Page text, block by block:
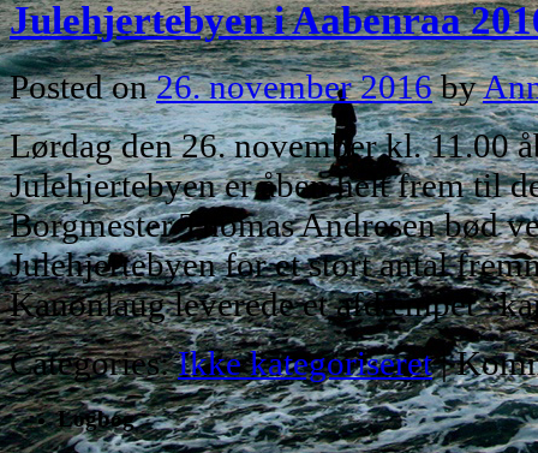
Julehjertebyen i Aabenraa
Posted on 26. november 2016 by
Lørdag den 26. november kl. 11.00
Julehjertebyen er åben helt frem til
Borgmester Thomas Andresen bød
Julehjertebyen for et stort antal
Kanonlaug leverede et afdæmpet
Categories:Ikke kategoriseret |
Logbog